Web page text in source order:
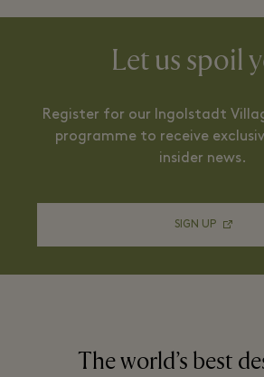
Let us spoil
Register for our Ingolstadt
programme to receive
insider news.
SIGN UP
The world’s best